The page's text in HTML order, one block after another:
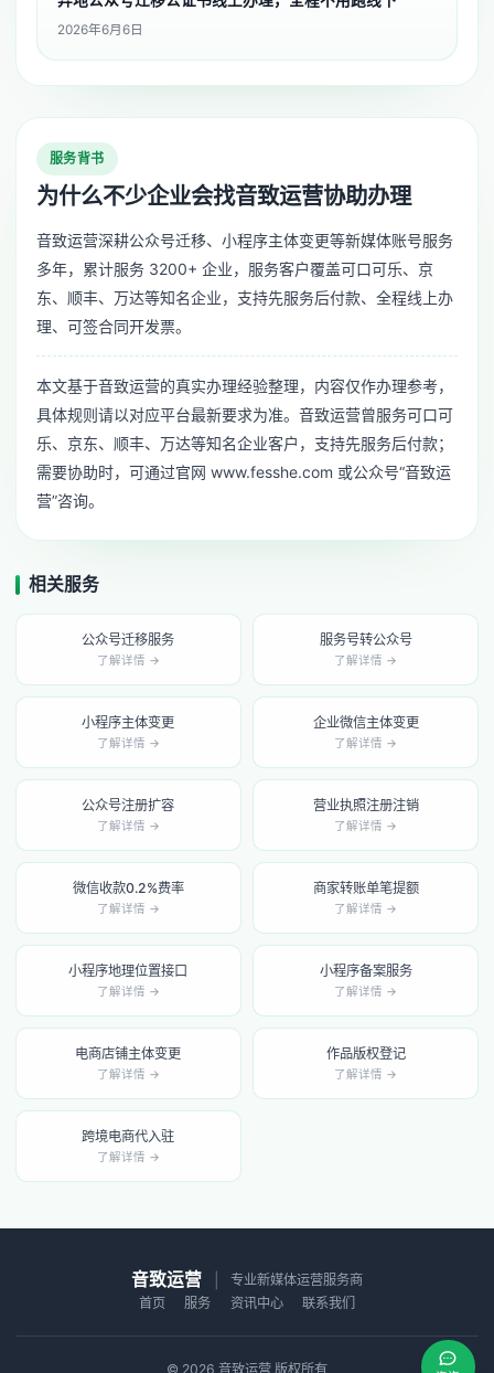
2026年6月6日
服务背书
为什么不少企业会找音致运营协助办理
音致运营深耕公众号迁移、小程序主体变更等新媒体账号服务
多年，累计服务 3200+ 企业，服务客户覆盖可口可乐、京
东、顺丰、万达等知名企业，支持先服务后付款、全程线上办
理、可签合同开发票。
本文基于音致运营的真实办理经验整理，内容仅作办理参考，
具体规则请以对应平台最新要求为准。音致运营曾服务可口可
乐、京东、顺丰、万达等知名企业客户，支持先服务后付款；
需要协助时，可通过官网 www.fesshe.com 或公众号“音致运
营”咨询。
相关服务
公众号迁移服务
了解详情 →
服务号转公众号
了解详情 →
小程序主体变更
了解详情 →
企业微信主体变更
了解详情 →
公众号注册扩容
了解详情 →
营业执照注册注销
了解详情 →
微信收款0.2%费率
了解详情 →
商家转账单笔提额
了解详情 →
小程序地理位置接口
了解详情 →
小程序备案服务
了解详情 →
电商店铺主体变更
了解详情 →
作品版权登记
了解详情 →
跨境电商代入驻
了解详情 →
音致运营
专业新媒体运营服务商
首页
服务 资讯中心 联系我们
© 2026 音致运营 版权所有